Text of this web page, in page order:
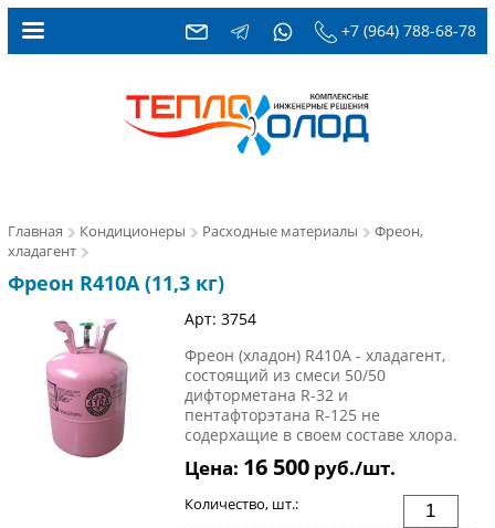
+7 (964) 788-68-78
Главная Кондиционеры Расходные материалы
Фреон,
хладагент
Фреон R410A (11,3 кг)
Арт: 3754
Фреон (хладон) R410А - хладагент,
состоящий из смеси 50/50
дифторметана R-32 и
пентафторэтана R-125 не
содерхащие в своем составе хлора.
Цена: 16 500руб./шт.
Количество, шт.: